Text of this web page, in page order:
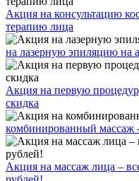
Акция на консультацию
терапию лица
на лазерную эпиляцию на
Акция на первую
скидка
комбинированный массаж
Акция на массаж лица –